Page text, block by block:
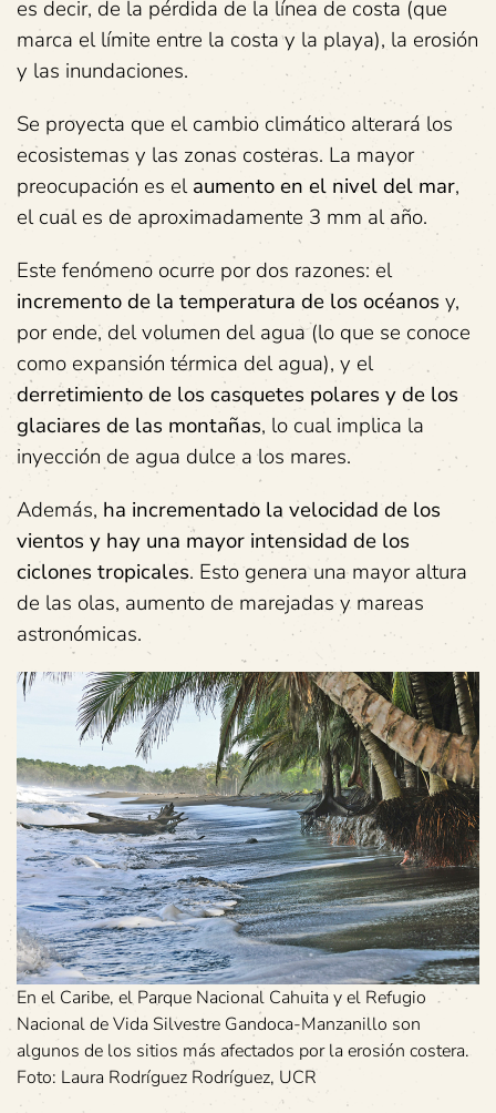
es decir, de la pérdida de la línea de costa (que
marca el límite entre la costa y la playa), la erosión
y las inundaciones.
Se proyecta que el cambio climático alterará los
ecosistemas y las zonas costeras. La mayor
preocupación es elaumento en el nivel del mar,
el cual es de aproximadamente 3 mm al año.
Este fenómeno ocurre por dos razones: el
incremento de la temperatura de los océanos y,
por ende, del volumen del agua (lo que se conoce
como expansión térmica del agua), y el
derretimiento de los casquetes polares y de los
glaciares de las montañas, lo cual implica la
inyección de agua dulce a los mares.
Además, ha incrementado la velocidad de los
vientos y hay una mayor intensidad de los
ciclones tropicales. Esto genera una mayor altura
de las olas, aumento de marejadas y mareas
astronómicas.
En el Caribe, el Parque Nacional Cahuita y el Refugio
Nacional de Vida Silvestre Gandoca-Manzanillo son
algunos de los sitios más afectados por la erosión costera.
Foto: Laura Rodríguez Rodríguez, UCR